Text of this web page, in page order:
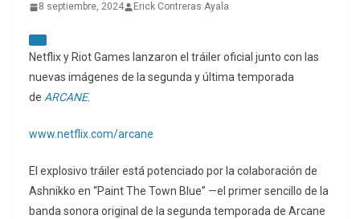
8 septiembre, 2024 Erick Contreras Ayala
Netflix y Riot Games lanzaron el tráiler oficial junto con las
nuevas imágenes de la segunda y última temporada
de ARCANE.
www.netflix.com/arcane
El explosivo tráiler está potenciado por la colaboración de
Ashnikko en “Paint The Town Blue” —el primer sencillo de la
banda sonora original de la segunda temporada de Arcane